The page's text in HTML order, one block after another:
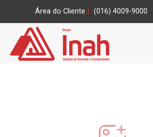
Área do Cliente (016) 4009-9000